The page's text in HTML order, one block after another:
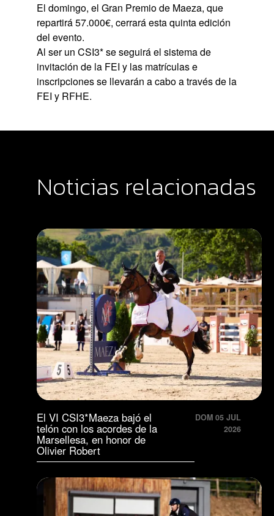
El domingo, el Gran Premio de Maeza, que
repartirá 57.000€, cerrará esta quinta edición
del evento.
Al ser un CSI3* se seguirá el sistema de
invitación de la FEI y las matrículas e
inscripciones se llevarán a cabo a través de la
FEI y RFHE.
Noticias relacionadas
DOM 05 JUL
2026
El VI CSI3*Maeza bajó el
telón con los acordes de la
Marsellesa, en honor de
Olivier Robert